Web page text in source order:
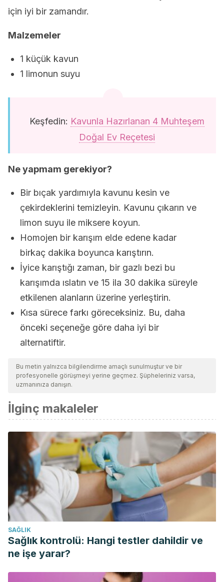
için iyi bir zamandır.
Malzemeler
1 küçük kavun
1 limonun suyu
Keşfedin: Kavunla Hazırlanan 4 Muhteşem
Doğal Ev Reçetesi
Ne yapmam gerekiyor?
Bir bıçak yardımıyla kavunu kesin ve
çekirdeklerini temizleyin. Kavunu çıkarın ve
limon suyu ile miksere koyun.
Homojen bir karışım elde edene kadar
birkaç dakika boyunca karıştırın.
İyice karıştığı zaman, bir gazlı bezi bu
karışımda ıslatın ve 15 ila 30 dakika süreyle
etkilenen alanların üzerine yerleştirin.
Kısa sürece farkı göreceksiniz. Bu, daha
önceki seçeneğe göre daha iyi bir
alternatiftir.
Bu metin yalnızca bilgilendirme amaçlı sunulmuştur ve bir
profesyonelle görüşmeyi yerine geçmez. Şüpheleriniz varsa,
uzmanınıza danışın.
İlginç makaleler
SAĞLIK
Sağlık kontrolü: Hangi testler dahildir ve
ne işe yarar?